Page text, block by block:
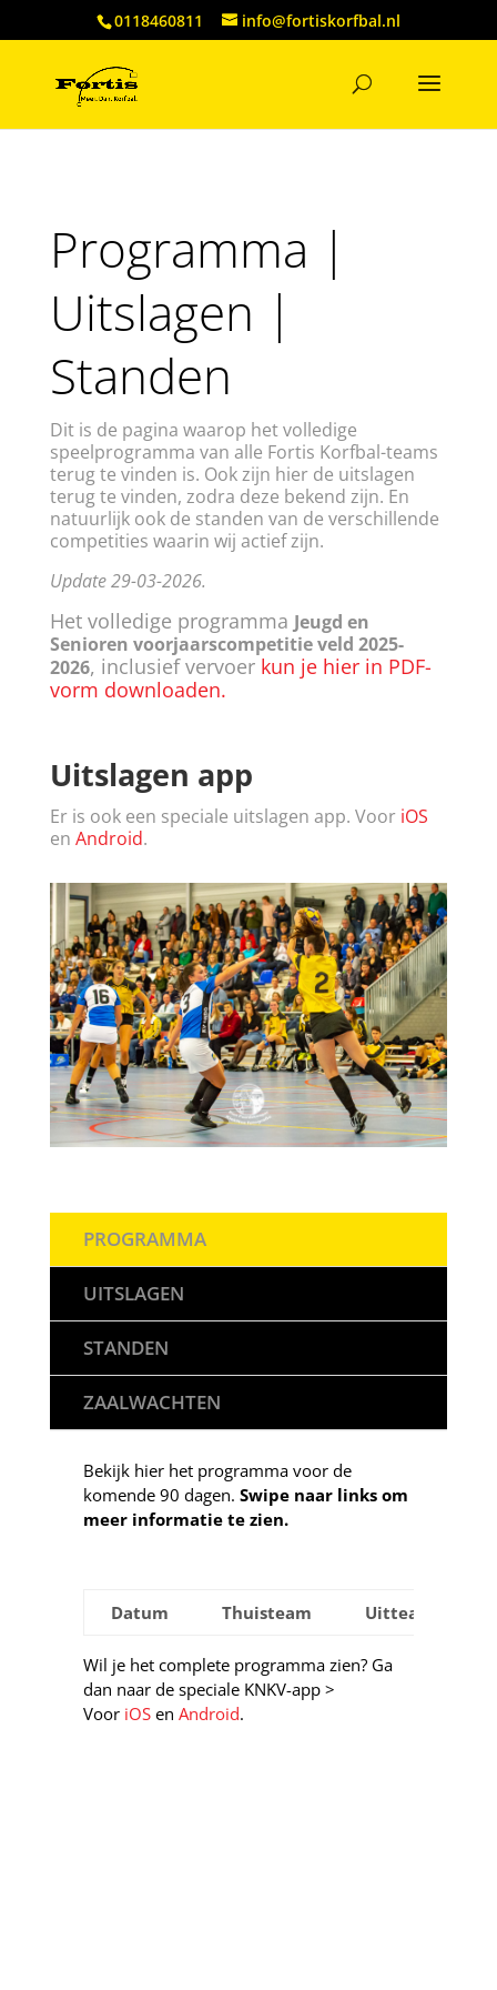
0118460811 info@fortiskorfbal.nl
Programma |
Uitslagen |
Standen
Dit is de pagina waarop het volledige
speelprogramma van alle Fortis Korfbal-teams
terug te vinden is. Ook zijn hier de uitslagen
terug te vinden, zodra deze bekend zijn. En
natuurlijk ook de standen van de verschillende
competities waarin wij actief zijn.
Update 29-03-2026.
Het volledige programma Jeugd en
Senioren voorjaarscompetitie veld 2025-
2026, inclusief vervoer kun je hier in PDF-
vorm downloaden.
Uitslagen app
Er is ook een speciale uitslagen app. Voor iOS
en Android.
PROGRAMMA
UITSLAGEN
STANDEN
ZAALWACHTEN
Bekijk hier het programma voor de
komende 90 dagen. Swipe naar links om
meer informatie te zien.
Datum Thuisteam Uitteam
Wil je het complete programma zien? Ga
dan naar de speciale KNKV-app >
Voor iOSen Android.